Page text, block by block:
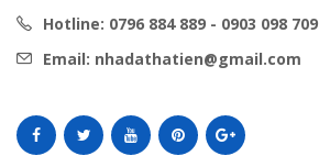
Hotline: 0796 884 889 - 0903 098 709
Email: nhadathatien@gmail.com